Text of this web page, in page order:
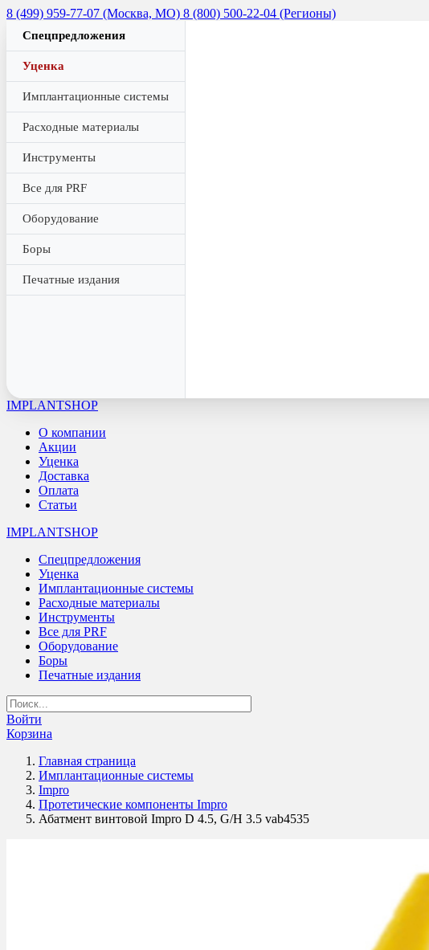
8 (499) 959-77-07 (Москва, МО) 8 (800) 500-22-04 (Регионы)
Спецпредложения
Уценка
Имплантационные системы
Расходные материалы
Инструменты
Все для PRF
Оборудование
Боры
Печатные издания
IMPLANTSHOP
О компании
Акции
Уценка
Доставка
Оплата
Статьи
IMPLANTSHOP
Спецпредложения
Уценка
Имплантационные системы
Расходные материалы
Инструменты
Все для PRF
Оборудование
Боры
Печатные издания
Войти
Корзина
Главная страница
Имплантационные системы
Impro
Протетические компоненты Impro
Абатмент винтовой Impro D 4.5, G/H 3.5 vab4535